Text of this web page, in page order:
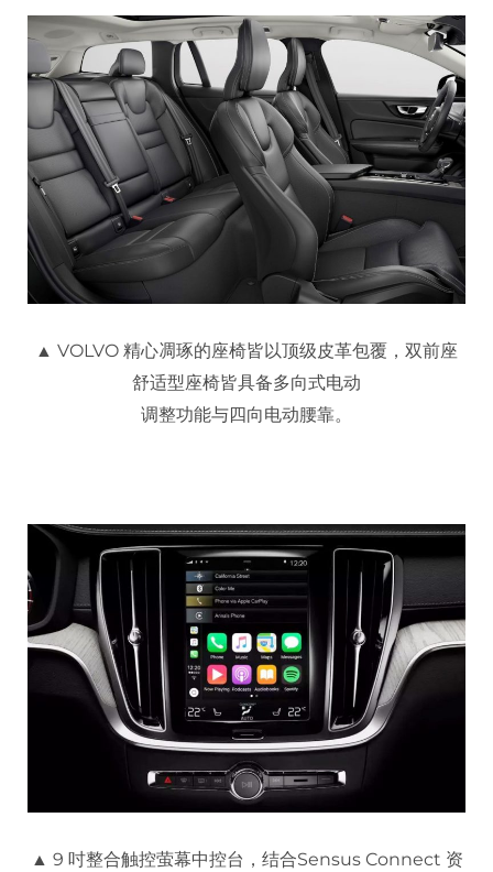
▲ VOLVO 精心凋琢的座椅皆以顶级皮革包覆，双前座
舒适型座椅皆具备多向式电动
调整功能与四向电动腰靠。
▲ 9 吋整合触控萤幕中控台，结合Sensus Connect 资